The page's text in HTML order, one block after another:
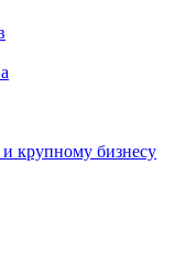
крупному бизнесу